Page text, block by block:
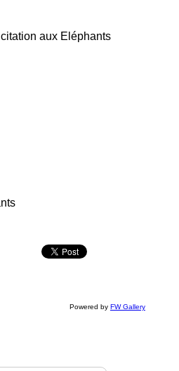
aux Eléphants
Powered by FW Gallery